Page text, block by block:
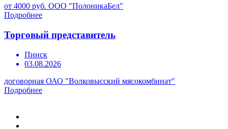
от 4000 руб. ООО "ПолоникаБел"
Подробнее
Торговый представитель
Пинск
03.08.2026
договорная ОАО "Волковысский мясокомбинат"
Подробнее